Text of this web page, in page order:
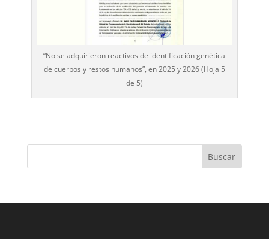
“No se adquirieron reactivos de identificación genética
de cuerpos y restos humanos”, en 2025 y 2026 (Hoja 5
de 5)
Buscar